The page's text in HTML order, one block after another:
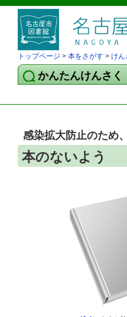
トップページ > 本をさがす > け
かんたんけんさく
感染拡大防止のため
本のないよう